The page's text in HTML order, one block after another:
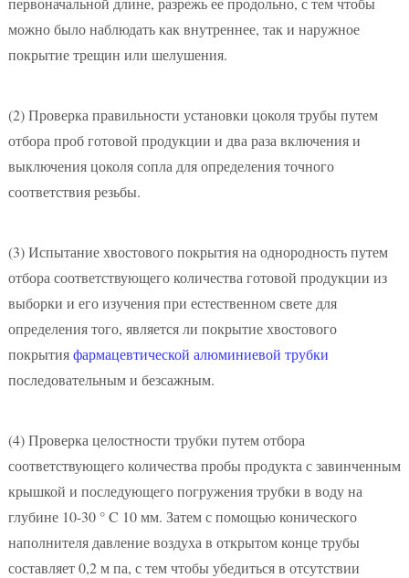
можно было наблюдать как внутреннее, так и наружное
покрытие трещин или шелушения.
(2)Проверка правильности установки цоколя трубы путем
отбора проб готовой продукции и два раза включения и
выключения цоколя сопла для определения точного
соответствия резьбы.
(3)Испытание хвостового покрытия на однородность путем
отбора соответствующего количества готовой продукции из
выборки и его изучения при естественном свете для
определения того, является ли покрытие хвостового
покрытияфармацевтической алюминиевой трубки
последовательным и безсажным.
(4)Проверка целостности трубки путем отбора
соответствующего количества пробы продукта с завинченным
крышкой и последующего погружения трубки в воду на
глубине 10-30 ° C 10 мм. Затем с помощью конического
наполнителя давление воздуха в открытом конце трубы
составляет 0,2 м па, с тем чтобы убедиться в отсутствии